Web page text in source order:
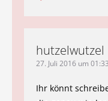
hutzelwutzel
27. Juli 2016 um 01:33
Ihr könnt